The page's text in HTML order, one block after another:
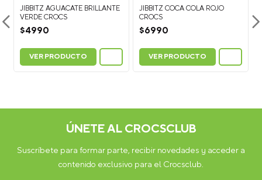
JIBBITZ AGUACATE BRILLANTE
VERDE CROCS
$4990
VER PRODUCTO
JIBBITZ COCA COLA ROJO
CROCS
$6990
VER PRODUCTO
ÚNETE AL CROCSCLUB
Suscríbete para formar parte, recibir novedades y acceder a
contenido exclusivo para el Crocsclub.